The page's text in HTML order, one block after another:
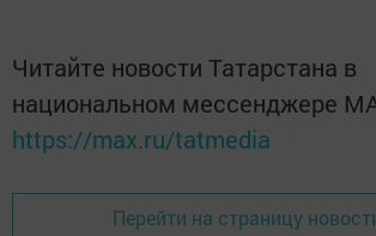
Читайте новости Татарстана в
национальном мессенджере
https://max.ru/tatmedia
Перейти на страницу